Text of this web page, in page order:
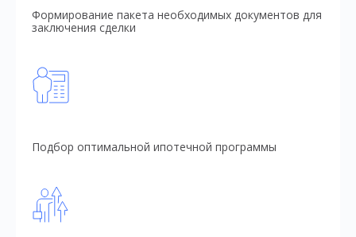
Формирование пакета необходимых документов для
заключения сделки
Подбор оптимальной ипотечной программы